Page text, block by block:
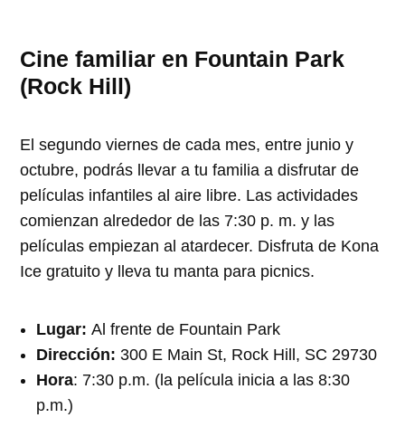
Cine familiar en Fountain Park
(Rock Hill)
El segundo viernes de cada mes, entre junio y
octubre, podrás llevar a tu familia a disfrutar de
películas infantiles al aire libre. Las actividades
comienzan alrededor de las 7:30 p. m. y las
películas empiezan al atardecer. Disfruta de Kona
Ice gratuito y lleva tu manta para picnics.
Lugar:Al frente de Fountain Park
Dirección: 300 E Main St, Rock Hill, SC 29730
Hora: 7:30 p.m. (la película inicia a las 8:30
p.m.)